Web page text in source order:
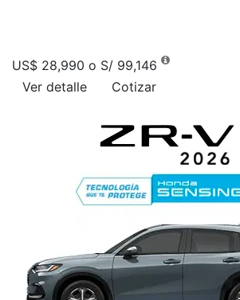
US$ 28,990 o S/ 99,146
Ver detalle
Cotizar